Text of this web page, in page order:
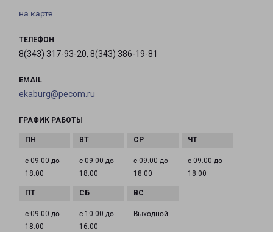
на карте
ТЕЛЕФОН
8(343) 317-93-20, 8(343) 386-19-81
EMAIL
ekaburg@pecom.ru
ГРАФИК РАБОТЫ
с 09:00 до
18:00
с 09:00 до
18:00
с 09:00 до
18:00
с 09:00 до
18:00
с 09:00 до
18:00
с 10:00 до
16:00
Выходной